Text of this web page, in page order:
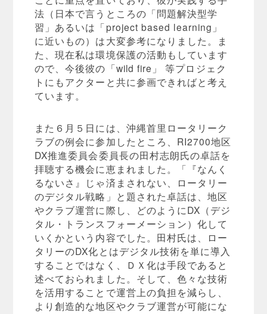
法（日本で言うところの「問題解決型学
習」あるいは「project based learning」
に近いもの）は大変参考になりました。ま
た、現在私は環境保護の活動もしています
ので、今後彼の「wild fire」 等プロジェク
トにもアクターと共に参画できればと考え
ています。
また６月５日には、沖縄首里ロータリーク
ラブの例会に参加したところ、RI2700地区
DX推進委員会委員長の田村志朗氏の卓話を
拝聴する機会に恵まれました。「『なんく
るないさ』じゃ済まされない、ロータリー
のデジタル戦略」と題された卓話は、地区
やクラブ運営に際し、どのようにDX（デジ
タル・トランスフォーメーション）化して
いくかという内容でした。田村氏は、ロー
タリーのDX化とはデジタル技術を単に導入
することではなく、ＤＸ化は手段であると
述べておられました。そして、色々な技術
を活用することで運営上の負担を減らし、
より創造的な地区やクラブ運営が可能にな